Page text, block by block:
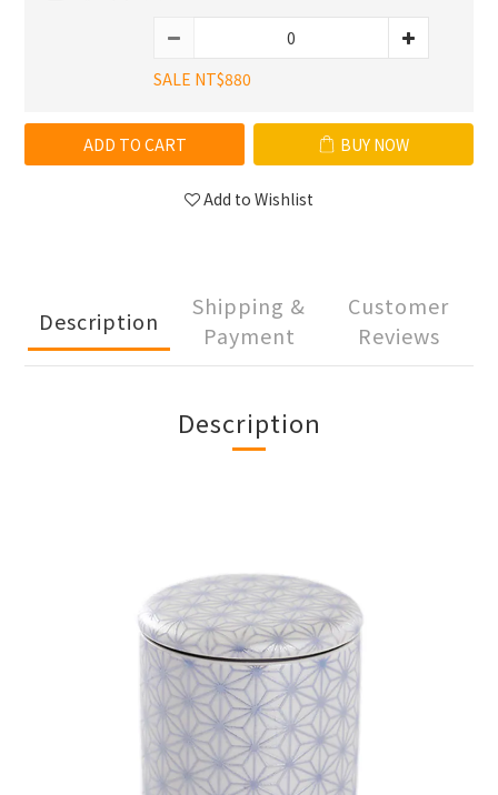
SALE NT$880
ADD TO CART BUY NOW
Add to Wishlist
Description
Shipping &
Payment
Customer
Reviews
Description